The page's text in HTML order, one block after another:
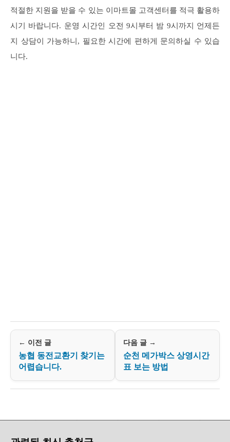
적절한 지원을 받을 수 있는 이마트몰 고객센터를 적극 활용하
시기 바랍니다. 운영 시간인 오전 9시부터 밤 9시까지 언제든
지 상담이 가능하니, 필요한 시간에 편하게 문의하실 수 있습
니다.
← 이전 글
농협 동전교환기 찾기는
어렵습니다.
다음 글 →
순천 메가박스 상영시간
표 보는 방법